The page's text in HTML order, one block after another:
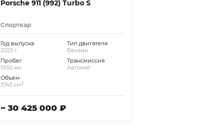
Porsche 911 (992) Turbo S
Спорткар
Год выпуска
2023 г.
Пробег
5550 км.
Объём
3745 см3
Тип двигателя
Бензин
Трансмиссия
Автомат
~ 30 425 000 ₽